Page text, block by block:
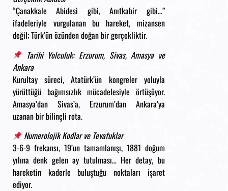
“Çanakkale Abidesi gibi, Anıtkabir gibi…”
ifadeleriyle vurgulanan bu hareket, mizansen
değil; Türk’ün özünden doğan bir gerçekliktir.
Tarihi Yolculuk: Erzurum, Sivas, Amasya ve
Ankara
Kurultay süreci, Atatürk’ün kongreler yoluyla
yürüttüğü bağımsızlık mücadelesiyle örtüşüyor.
Amasya’dan Sivas’a, Erzurum’dan Ankara’ya
uzanan bir bilinçli rota.
Numerolojik Kodlar ve Tevafuklar
3-6-9 frekansı, 19’un tamamlanışı, 1881 doğum
yılına denk gelen ay tutulması… Her detay, bu
hareketin kaderle buluştuğu noktaları işaret
ediyor.